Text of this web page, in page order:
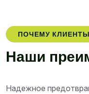
ПОЧЕМУ
Наши преи
Надежное